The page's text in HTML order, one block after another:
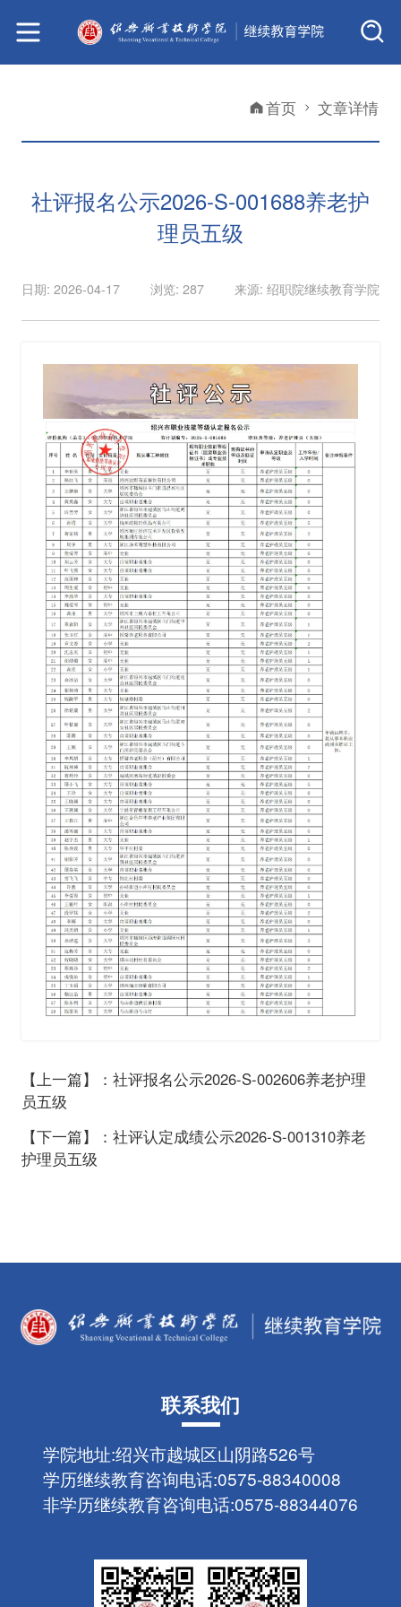
首页 文章详情
社评报名公示2026-S-001688养老护
理员五级
日期: 2026-04-17 浏览: 287 来源: 绍职院继续教育学院
【上一篇】：社评报名公示2026-S-002606养老护理
员五级
【下一篇】：社评认定成绩公示2026-S-001310养老
护理员五级
联系我们
学院地址:绍兴市越城区山阴路526号
学历继续教育咨询电话:0575-88340008
非学历继续教育咨询电话:0575-88344076